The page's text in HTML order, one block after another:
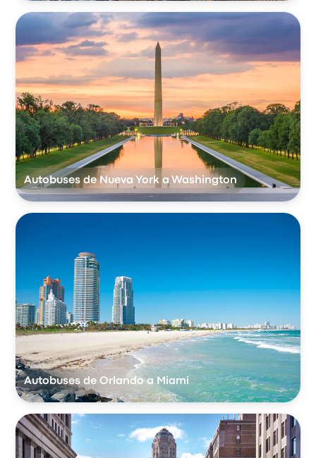
Autobuses de Nueva York a Washington
Autobuses de Orlando a Miami